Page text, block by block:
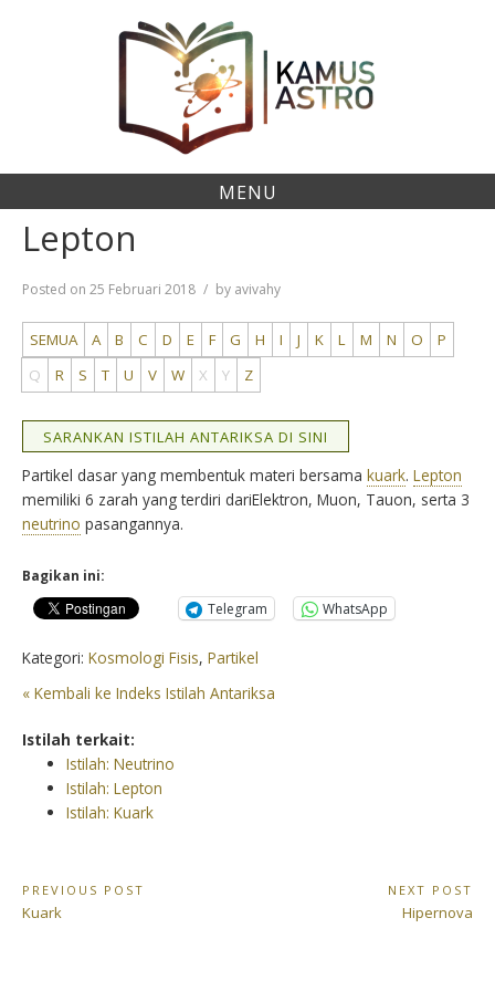
MENU
Lepton
Posted on 25 Februari 2018 by avivahy
SEMUA A B C D E F G H I J K L M N O
P
Q
R S T U V W X Y Z
SARANKAN ISTILAH ANTARIKSA DI SINI
Partikel dasar yang membentuk materi bersama kuark. Lepton
memiliki 6 zarah yang terdiri dariElektron, Muon, Tauon, serta 3
neutrino pasangannya.
Bagikan ini:
Telegram
WhatsApp
Kategori: Kosmologi Fisis, Partikel
« Kembali ke Indeks Istilah Antariksa
Istilah terkait:
Istilah: Neutrino
Istilah: Lepton
Istilah: Kuark
Navigasi
pos
PREVIOUS POST
Previous
Kuark
NEXT POST
Next
Hipernova